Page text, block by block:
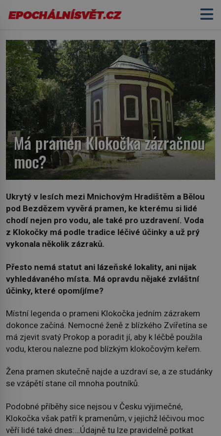
Má pramen Klokočka zázračnou
moc?
Ukrytý v lesích mezi Mnichovým Hradištěm a Bělou
pod Bezdězem vyvěrá pramen, ke kterému si lidé
chodí nejen pro vodu, ale také pro uzdravení. Voda
z Klokočky má podle tradice léčivé účinky a už prý
vykonala několik zázraků.
Přesto nemá statut ani lázeňské lokality, ani nijak
vyhledávaného místa. Má opravdu nějaké zvláštní
účinky, které opomíjíme?
Místní legenda o prameni Klokočka jedním zázrakem
dokonce začíná. Nemocné ženě z blízkého Zvířetína se
má zjevit svatý Prokop a poradit jí, aby k léčbě použila
vodu, kterou nalezne pod blízkým klokočovým keřem.
Žena pramen skutečně najde a uzdraví se, a ze studánky
se vzápětí stane cíl mnoha poutníků.
Podobné příběhy sice nejsou v Česku výjimečné,
Klokočka však patří k pramenům, v jejichž léčivou moc
věří lidé také dnes:…Údajně tu lze pravidelně potkat